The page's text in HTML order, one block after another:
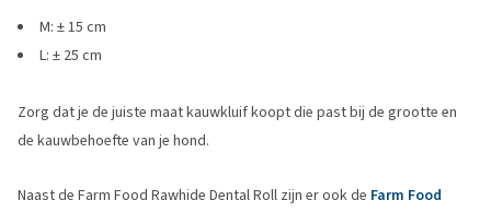
M: ± 15 cm
L: ± 25 cm
Zorg dat je de juiste maat kauwkluif koopt die past bij de grootte en
de kauwbehoefte van je hond.
Naast de Farm Food Rawhide Dental Roll zijn er ook de Farm Food